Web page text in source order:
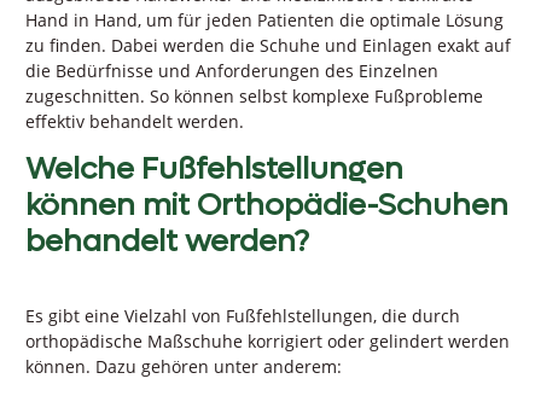
Hand in Hand, um für jeden Patienten die optimale Lösung
zu finden. Dabei werden die Schuhe und Einlagen exakt auf
die Bedürfnisse und Anforderungen des Einzelnen
zugeschnitten. So können selbst komplexe Fußprobleme
effektiv behandelt werden.
Welche Fußfehlstellungen
können mit Orthopädie-Schuhen
behandelt werden?
Es gibt eine Vielzahl von Fußfehlstellungen, die durch
orthopädische Maßschuhe korrigiert oder gelindert werden
können. Dazu gehören unter anderem: